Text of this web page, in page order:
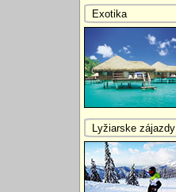
Exotika
Lyžiarske zájazdy